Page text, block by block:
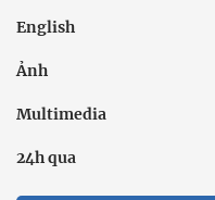
English
Ảnh
Multimedia
24h qua